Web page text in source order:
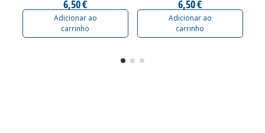
6,50 €
Adicionar ao
carrinho
6,50 €
Adicionar ao
carrinho